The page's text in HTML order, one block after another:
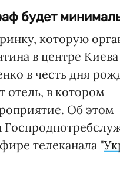
будет
которую
в центре Киева
в честь дня
отель, в котором
Об этом
телеканала "